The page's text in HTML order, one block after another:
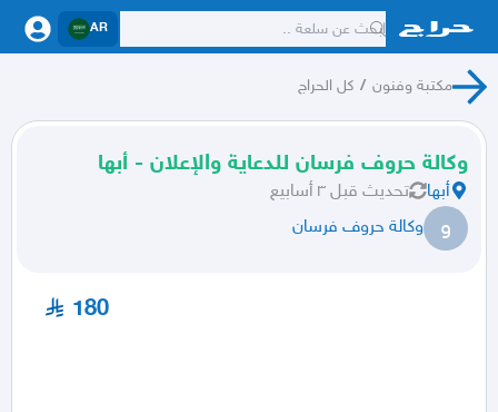
AR
مكتبة وفنون / كل الحراج
وكالة حروف فرسان للدعاية والإعلان - أبها
أبها تحديث قبل ٣ أسابيع
و وكالة حروف فرسان
180